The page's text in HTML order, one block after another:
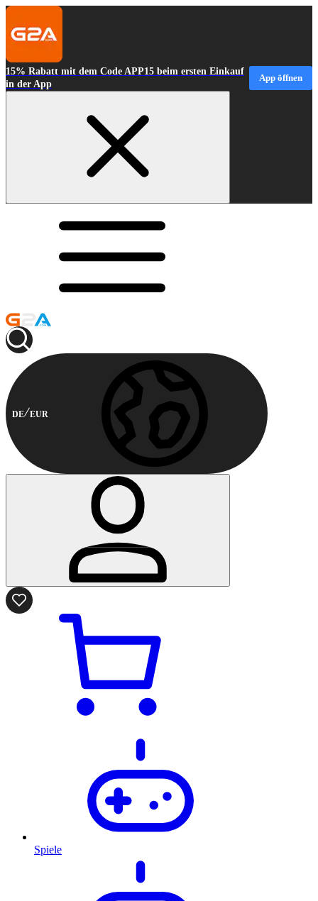
15% Rabatt mit dem Code APP15 beim ersten Einkauf
in der App
App öffnen
DE EUR
Spiele